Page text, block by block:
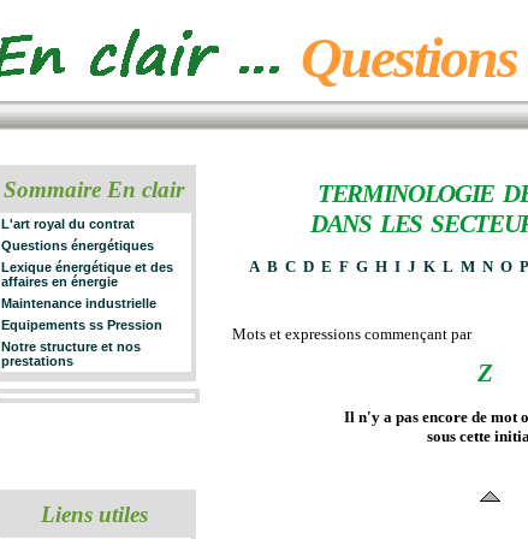
Sommaire En clair
L'art royal du contrat
Questions énergétiques
Lexique énergétique et des
affaires en énergie
Maintenance industrielle
Equipements ss Pression
Notre structure et nos
prestations
Liens utiles
TERMINOLOGIE
DANS LES
A B C D E F G H I J K L M N O P
Mots et expressions commençant par
Z
Il n'y a pas encore de mot
sous cette